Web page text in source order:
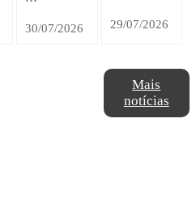
30/07/2026 29/07/2026
Mais
notícias